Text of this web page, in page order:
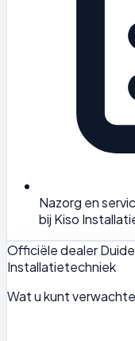
Nazorg en
bij Kiso
Officiële dealer
Installatietechniek
Wat u kunt